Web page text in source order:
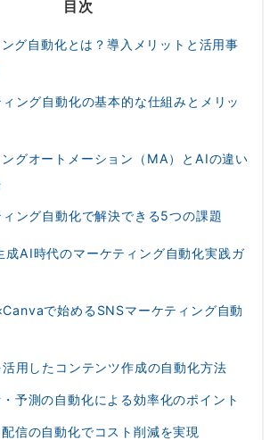
目次
グ自動化とは？導入メリットと活用事
ング自動化の基本的な仕組みとメリッ
グオートメーション（MA）とAIの違い
ング自動化で解決できる5つの課題
AI時代のマーケティング自動化実践ガ
で始めるSNSマーケティング自動
用したコンテンツ作成の自動化方法
予測の自動化による効率化のポイント
信の自動化でコスト削減を実現